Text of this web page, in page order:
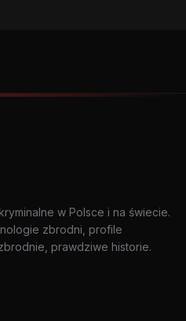
w Polsce i na świecie.
zbrodni, profile
prawdziwe historie.